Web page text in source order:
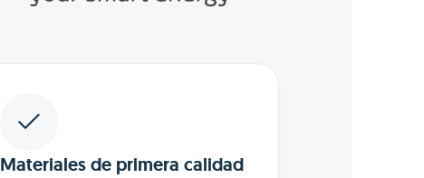
Materiales de primera calidad